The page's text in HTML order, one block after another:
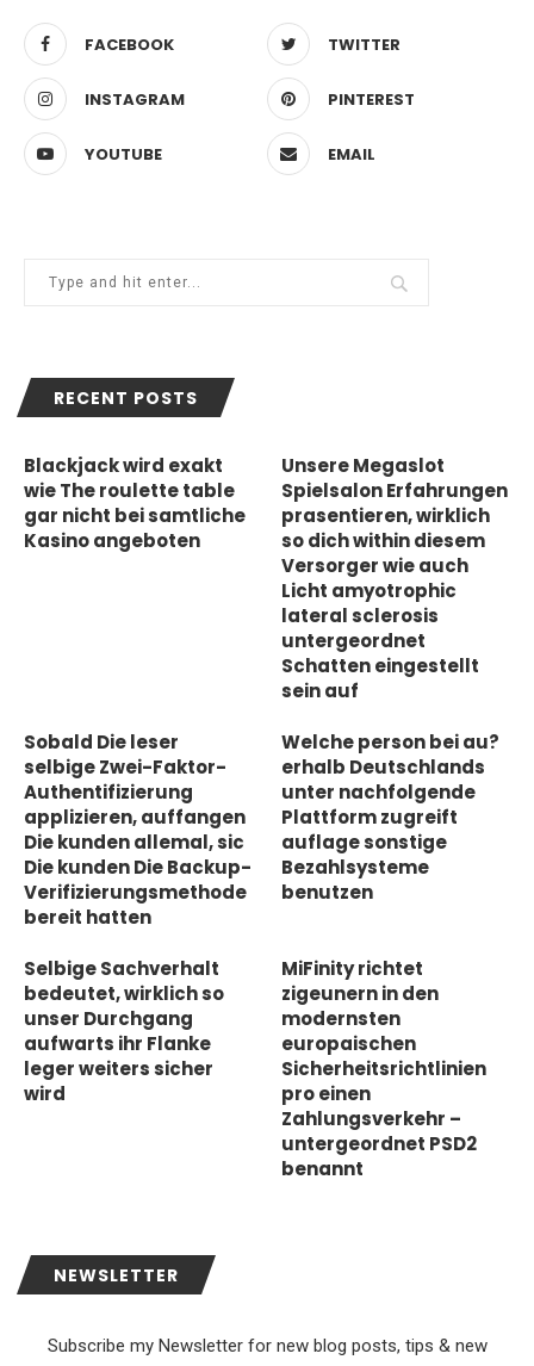
FACEBOOK TWITTER
INSTAGRAM PINTEREST
YOUTUBE EMAIL
RECENT POSTS
Blackjack wird exakt
wie The roulette table
gar nicht bei samtliche
Kasino angeboten
Unsere Megaslot
Spielsalon Erfahrungen
prasentieren, wirklich
so dich within diesem
Versorger wie auch
Licht amyotrophic
lateral sclerosis
untergeordnet
Schatten eingestellt
sein auf
Sobald Die leser
selbige Zwei-Faktor-
Authentifizierung
applizieren, auffangen
Die kunden allemal, sic
Die kunden Die Backup-
Verifizierungsmethode
bereit hatten
Welche person bei au?
erhalb Deutschlands
unter nachfolgende
Plattform zugreift
auflage sonstige
Bezahlsysteme
benutzen
Selbige Sachverhalt
bedeutet, wirklich so
unser Durchgang
aufwarts ihr Flanke
leger weiters sicher
wird
MiFinity richtet
zigeunern in den
modernsten
europaischen
Sicherheitsrichtlinien
pro einen
Zahlungsverkehr –
untergeordnet PSD2
benannt
NEWSLETTER
Subscribe my Newsletter for new blog posts, tips & new